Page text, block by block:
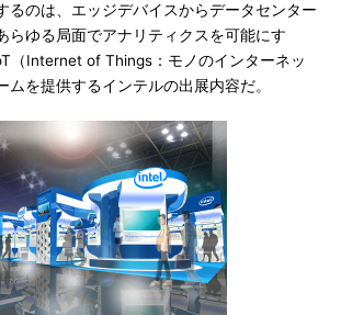
のは、エッジデバイスからデータセンター
らゆる局面でアナリティクスを可能にす
（Internet of Things：モノのインターネッ
ムを提供するインテルの出展内容だ。